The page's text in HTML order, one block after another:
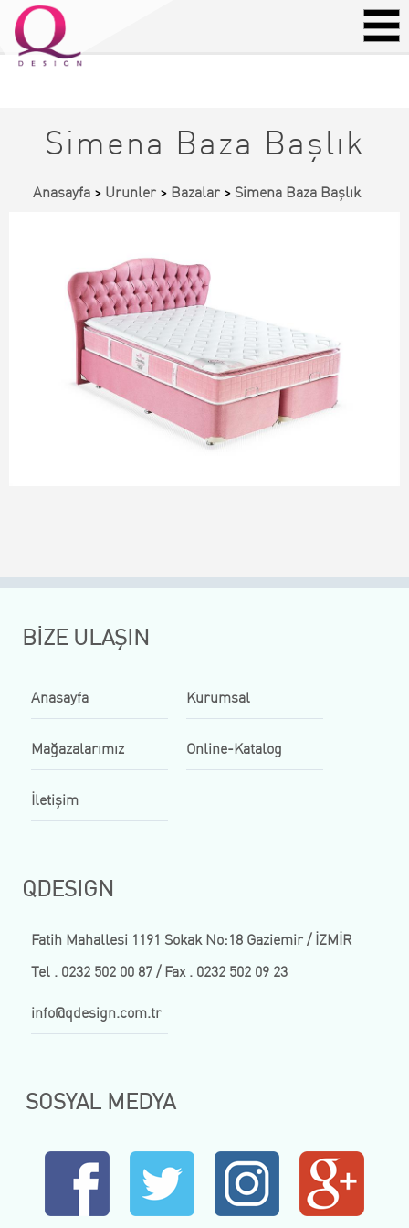
Simena Baza Başlık
Anasayfa> Urunler> Bazalar> Simena Baza Başlık
BİZE ULAŞIN
Anasayfa Kurumsal
Mağazalarımız Online-Katalog
İletişim
QDESIGN
Fatih Mahallesi 1191 Sokak No:18 Gaziemir / İZMİR
Tel . 0232 502 00 87 / Fax . 0232 502 09 23
info@qdesign.com.tr
SOSYAL MEDYA